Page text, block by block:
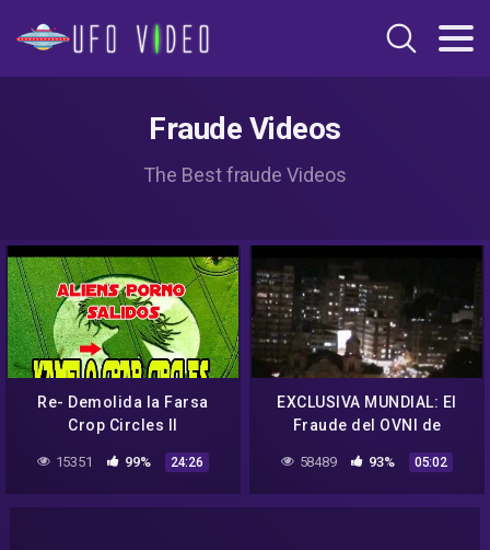
Fraude Videos
The Best fraude Videos
Re- Demolida la Farsa
Crop Circles II
15351 99% 24:26
EXCLUSIVA MUNDIAL: El
Fraude del OVNI de
58489 93% 05:02